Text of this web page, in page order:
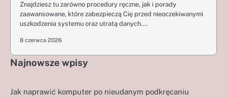
Znajdziesz tu zarówno procedury ręczne, jak i porady
zaawansowane, które zabezpieczą Cię przed nieoczekiwanymi
uszkodzenia systemu oraz utratą danych.…
8 czerwca 2026
Najnowsze wpisy
Jak naprawić komputer po nieudanym podkręcaniu